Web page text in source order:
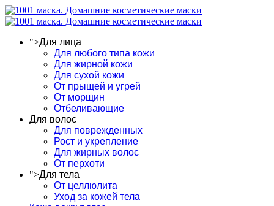
">Для лица
Для любого типа кожи
Для жирной кожи
Для сухой кожи
От прыщей и угрей
От морщин
Отбеливающие
Для волос
Для поврежденных
Рост и укрепление
Для жирных волос
От перхоти
">Для тела
От целлюлита
Уход за кожей тела